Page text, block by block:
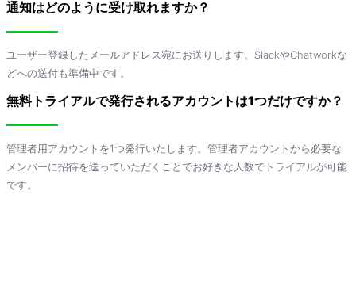
通知はどのように受け取れますか？
ユーザー登録したメールアドレス宛にお送りします。SlackやChatworkな
どへの送付も準備中です。
無料トライアルで発行されるアカウントは1つだけですか？
管理者用アカウントを1つ発行いたします。管理者アカウントから必要な
メンバーに招待を送っていただくことでお好きな人数でトライアルが可能
です。